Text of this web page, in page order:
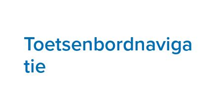
Toetsenbordnaviga
tie